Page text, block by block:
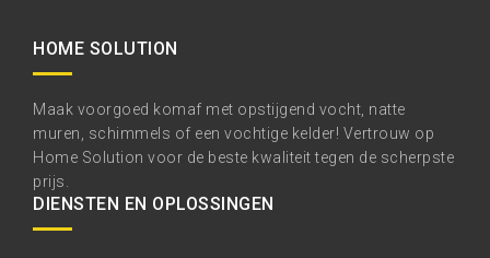
HOME SOLUTION
Maak voorgoed komaf met opstijgend vocht, natte
muren, schimmels of een vochtige kelder! Vertrouw op
Home Solution voor de beste kwaliteit tegen de scherpste
prijs.
DIENSTEN EN OPLOSSINGEN